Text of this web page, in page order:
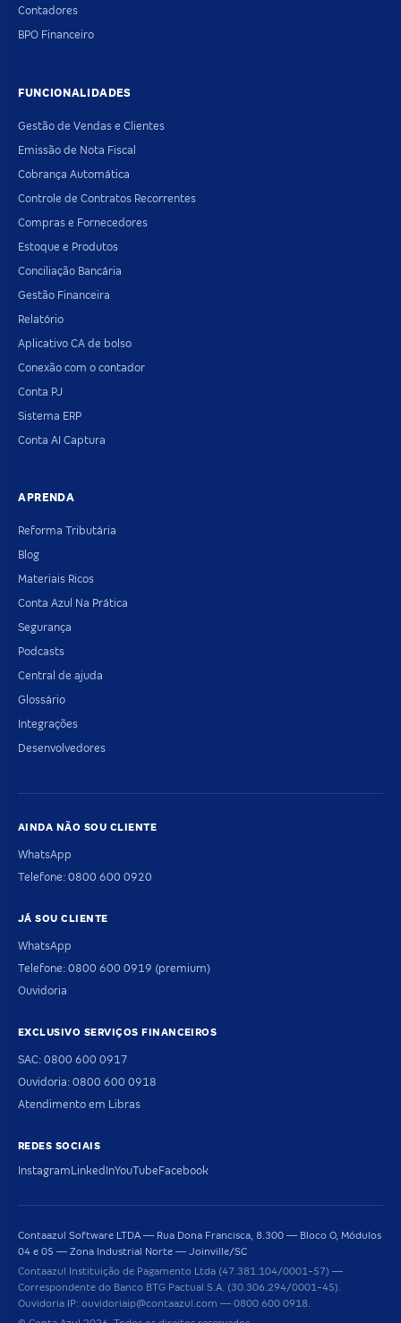
Contadores
BPO Financeiro
FUNCIONALIDADES
Gestão de Vendas e Clientes
Emissão de Nota Fiscal
Cobrança Automática
Controle de Contratos Recorrentes
Compras e Fornecedores
Estoque e Produtos
Conciliação Bancária
Gestão Financeira
Relatório
Aplicativo CA de bolso
Conexão com o contador
Conta PJ
Sistema ERP
Conta AI Captura
APRENDA
Reforma Tributária
Blog
Materiais Ricos
Conta Azul Na Prática
Segurança
Podcasts
Central de ajuda
Glossário
Integrações
Desenvolvedores
AINDA NÃO SOU CLIENTE
WhatsApp
Telefone: 0800 600 0920
JÁ SOU CLIENTE
WhatsApp
Telefone: 0800 600 0919 (premium)
Ouvidoria
EXCLUSIVO SERVIÇOS FINANCEIROS
SAC: 0800 600 0917
Ouvidoria: 0800 600 0918
Atendimento em Libras
REDES SOCIAIS
Instagram LinkedInYouTube Facebook
Contaazul Software LTDA — Rua Dona Francisca, 8.300 — Bloco O, Módulos
04 e 05 — Zona Industrial Norte — Joinville/SC
Contaazul Instituição de Pagamento Ltda (47.381.104/0001-57) —
Correspondente do Banco BTG Pactual S.A. (30.306.294/0001-45).
Ouvidoria IP: ouvidoriaip@contaazul.com — 0800 600 0918.